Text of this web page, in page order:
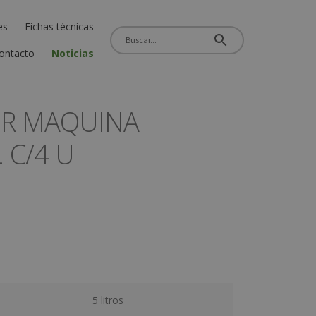
Fichas técnicas
Noticias
MAQUINA
C/4 U
5 litros